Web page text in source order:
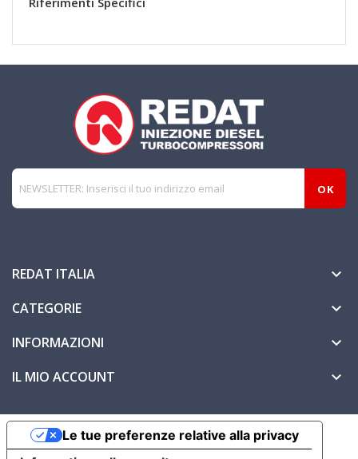
REDAT ITALIA 
CATEGORIE 
INFORMAZIONI 
IL MIO ACCOUNT 
Le tue preferenze relative alla privacy